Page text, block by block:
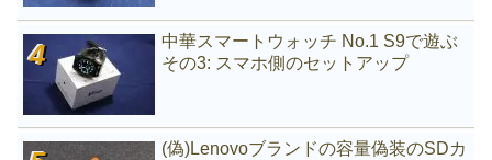
中華スマートウォッチ No.1 S9で遊ぶ
その3: スマホ側のセットアップ
(偽)Lenovoブランドの容量偽装のSDカ